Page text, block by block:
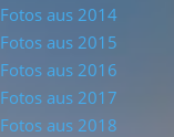
Fotos aus 2014
Fotos aus 2015
Fotos aus 2016
Fotos aus 2017
Fotos aus 2018